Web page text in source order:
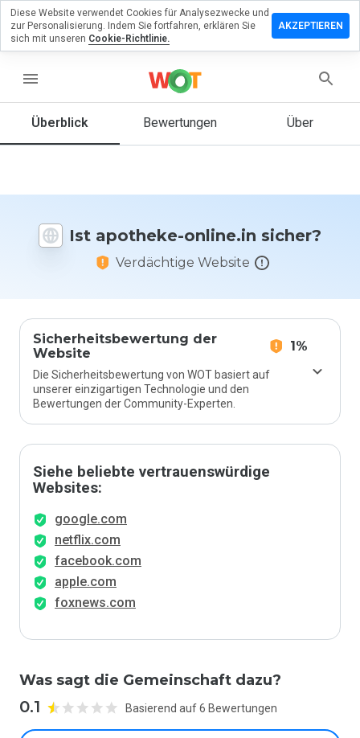
menu
Überblick Bewertungen Über
Ist apotheke-online.in sicher?
Verdächtige Website
Sicherheitsbewertung der
Website
1%
Die Sicherheitsbewertung von WOT basiert auf
unserer einzigartigen Technologie und den
Bewertungen der Community-Experten.
Siehe beliebte vertrauenswürdige
Websites:
google.com
netflix.com
facebook.com
apple.com
foxnews.com
Was sagt die Gemeinschaft dazu?
0.1 Basierend auf 6 Bewertungen
eine
Wie
Sie diese
Website
auf einer
Diese Website verwendet Cookies für Analysezwecke und
zur Personalisierung. Indem Sie fortfahren, erklären Sie
sich mit unseren Cookie-Richtlinie.
AKZEPTIEREN